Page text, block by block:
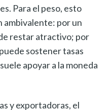
Para el peso, esto
ambivalente: por un
restar atractivo; por
sostener tasas
apoyar a la moneda
y exportadoras, el